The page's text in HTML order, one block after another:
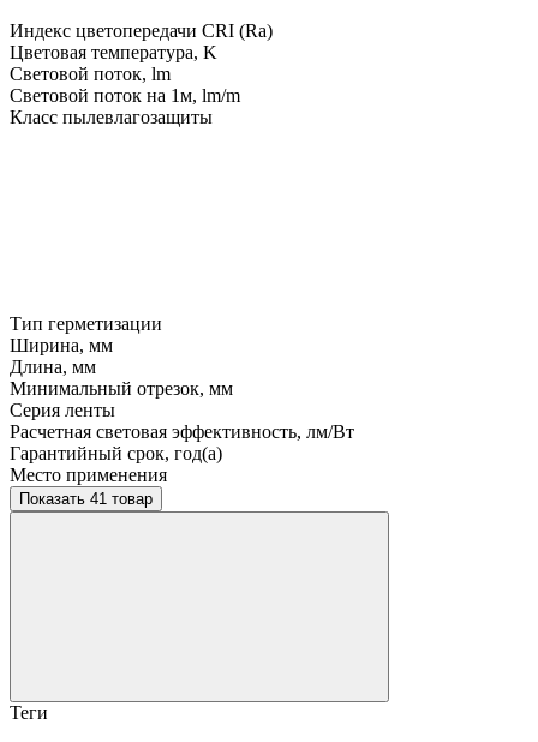
Индекс цветопередачи CRI (Ra)
Цветовая температура, K
Световой поток, lm
Световой поток на 1м, lm/m
Класс пылевлагозащиты
Тип герметизации
Ширина, мм
Длина, мм
Минимальный отрезок, мм
Серия ленты
Расчетная световая эффективность, лм/Вт
Гарантийный срок, год(а)
Место применения
Показать 41 товар
Теги